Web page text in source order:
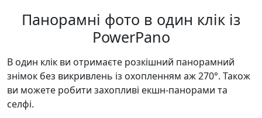
Панорамні фото в один клік із
PowerPano
В один клік ви отримаєте розкішний панорамний
знімок без викривлень із охопленням аж 270°. Також
ви можете робити захопливі екшн-панорами та
селфі.